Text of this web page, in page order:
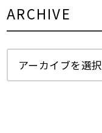
ARCHIVE
アーカイブを選択